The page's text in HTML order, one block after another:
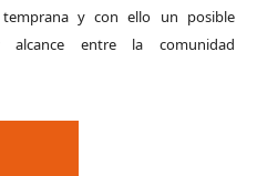
y con ello un posible
entre la comunidad